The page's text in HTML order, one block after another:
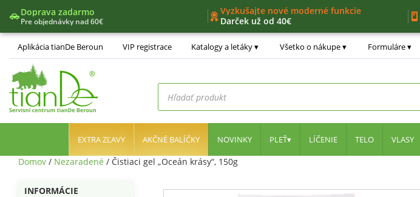
Doprava zadarmo
Pre objednávky nad 60€
Vyzkušajte nové moderné funkcie
Darček už od 40€
Nový nákupný zoznam
Jedinečný vernostný program
Nástroje lídra
Aplikácia tianDe Beroun
VIP registrace Katalogy a letáky Všetko o nákupe Formuláre
Products
search
EXTRA ZĽAVY AKČNÉ BALÍČKY NOVINKY PLEŤ LÍČENIE TELO VLASY
Domov / Nezaradené / Čistiaci gel „Oceán krásy“, 150g
INFORMÁCIE